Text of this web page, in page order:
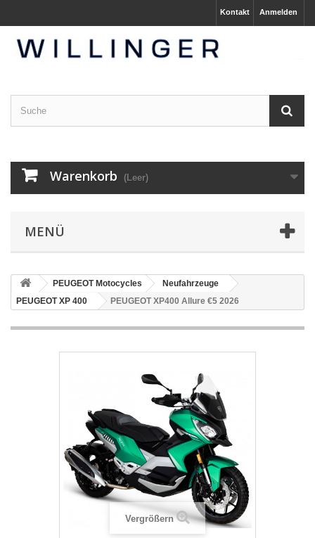
Anmelden
Kontakt
Warenkorb (Leer)
MENÜ
PEUGEOT Motocycles
Neufahrzeuge
PEUGEOT XP 400
PEUGEOT XP400 Allure €5 2026
Vergrößern